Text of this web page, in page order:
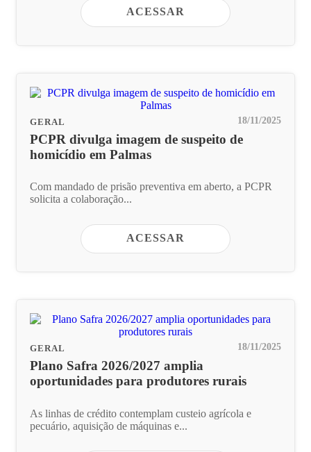
ACESSAR
GERAL 18/11/2025
PCPR divulga imagem de suspeito de
homicídio em Palmas
Com mandado de prisão preventiva em aberto, a PCPR
solicita a colaboração...
ACESSAR
GERAL 18/11/2025
Plano Safra 2026/2027 amplia
oportunidades para produtores rurais
As linhas de crédito contemplam custeio agrícola e
pecuário, aquisição de máquinas e...